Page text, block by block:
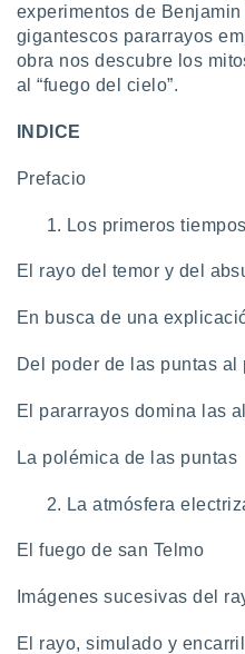
sean
el sitio
para
ni para
Puedes
web a
similares
experimentos de
gigantescos pararrayos
obra nos descubre los
al “fuego del cielo”.
INDICE
Prefacio
Los primeros tiempos
El rayo del temor y del
En busca de una
Del poder de las puntas al
El pararrayos domina las
La polémica de las puntas
La atmósfera
El fuego de san Telmo
Imágenes sucesivas del
El rayo, simulado y